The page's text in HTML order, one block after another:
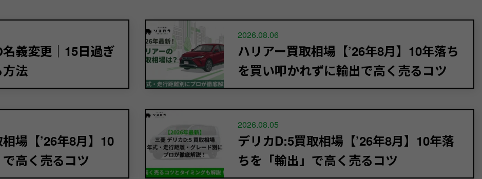
義変更｜15日過ぎ
法
2026.08.06
ハリアー買取相場【’26年8月】10年落ち
を買い叩かれずに輸出で高く売るコツ
場【’26年8月】10
高く売るコツ
2026.08.05
デリカD:5買取相場【’26年8月】10年落
ちを「輸出」で高く売るコツ